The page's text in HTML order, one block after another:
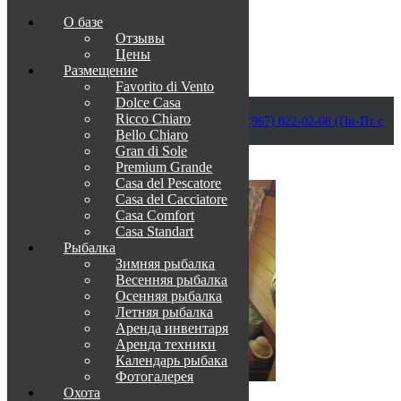
Приветствуем в Венеции на Каспии!
info@otdih-v-astrakhani.ru Как нас найти
+7 (967) 822-02-08 (Пн-Пт с
09:00 до 18:00)
Забронировать
О базе
Отзывы
Цены
Размещение
Favorito di Vento
Dolce Casa
Ricco Chiaro
Bello Chiaro
Gran di Sole
Premium Grande
Casa del Pescatore
Casa del Cacсiatore
Casa Comfort
Casa Standart
Рыбалка
Зимняя рыбалка
Весенняя рыбалка
Осенняя рыбалка
Летняя рыбалка
Аренда инвентаря
Аренда техники
Календарь рыбака
Фотогалерея
Охота